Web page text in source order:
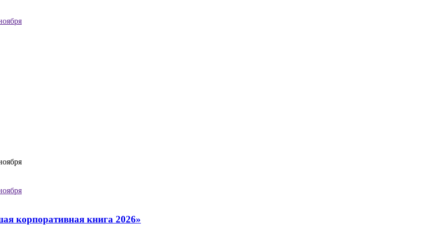
корпоративная книга 2026»